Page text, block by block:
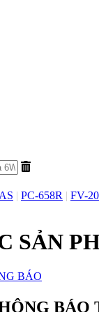
| PC-658R | FV-
SẢN
BÁO
BÁO